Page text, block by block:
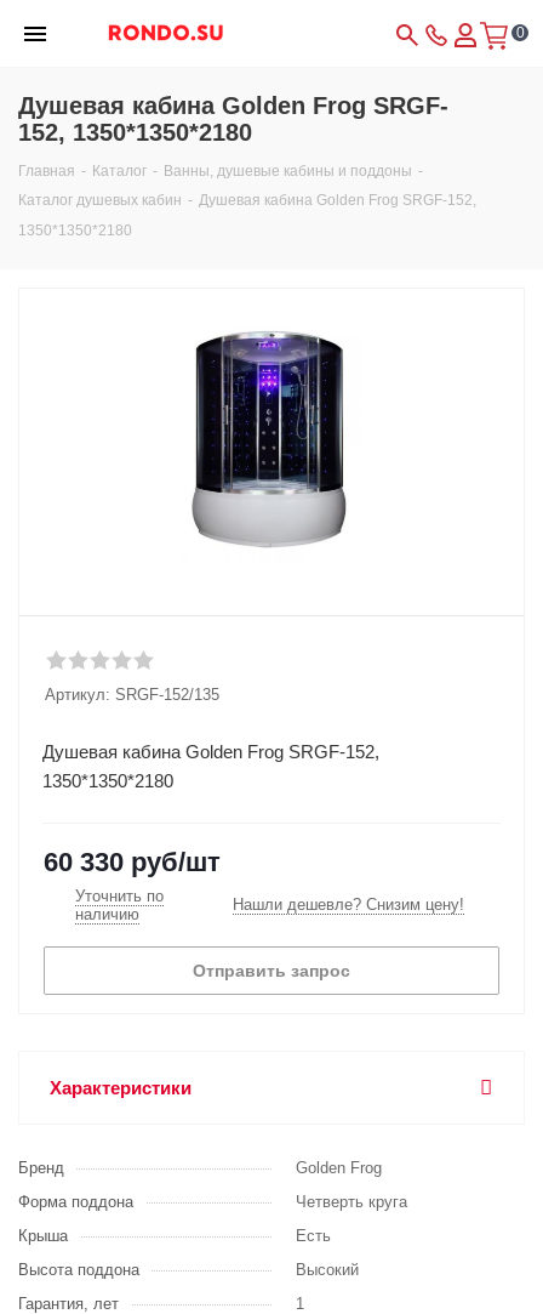
0
Душевая кабина Golden Frog SRGF-
152, 1350*1350*2180
Главная - Каталог - Ванны, душевые кабины и поддоны -
Каталог душевых кабин - Душевая кабина Golden Frog SRGF-152,
1350*1350*2180
Артикул: SRGF-152/135
Душевая кабина Golden Frog SRGF-152,
1350*1350*2180
60 330 руб/шт
Уточнить по
наличию
Нашли дешевле? Снизим цену!
Отправить запрос
Характеристики
Бренд
Golden Frog
Форма поддона
Четверть круга
Крыша
Есть
Высота поддона
Высокий
Гарантия, лет
1